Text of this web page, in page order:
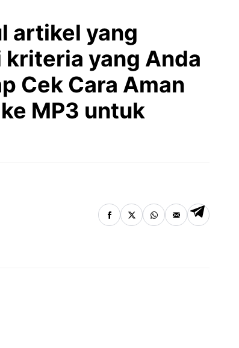
artikel yang
yang Anda
Cek Cara Aman
MP3 untuk